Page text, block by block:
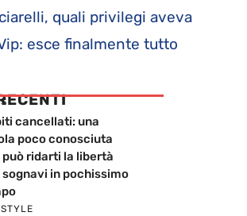
quali privilegi aveva
esce finalmente tutto
cancellati: una
poco conosciuta
può ridarti la libertà
sognavi in pochissimo